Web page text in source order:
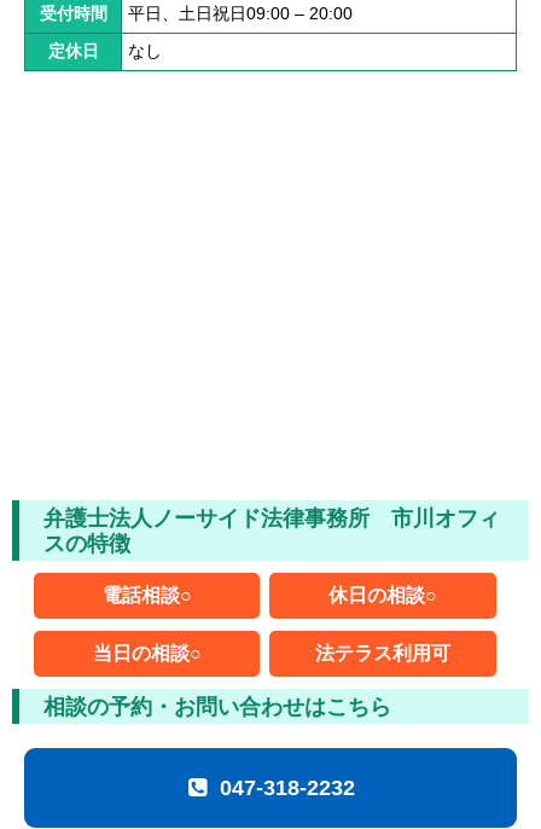
受付時間 平日、土日祝日09:00 – 20:00
定休日 なし
弁護士法人ノーサイド法律事務所 市川オフィ
スの特徴
電話相談○ 休日の相談○
当日の相談○ 法テラス利用可
相談の予約・お問い合わせはこちら
047-318-2232
後遺障害認定
慰謝料請求
打撲の体験談
骨折の体験談
後遺障害の体験談
弁護士費用を知る